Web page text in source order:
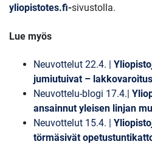
yliopistotes.fi-sivustolla.
Lue myös
Neuvottelut 22.4. |
jumiutuivat –
Neuvottelu-blogi 17.4.|
ansainnut yleisen linjan
Neuvottelut 15.4. |
törmäsivät